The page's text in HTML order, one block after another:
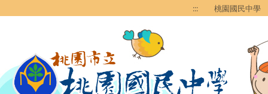
::: 桃園國民中學